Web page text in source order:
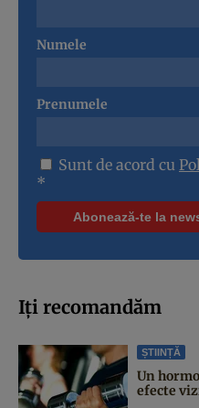
Numele
Prenumele
Sunt de acord cu
*
Iți recomandăm
ȘTIINȚĂ
Un
efecte